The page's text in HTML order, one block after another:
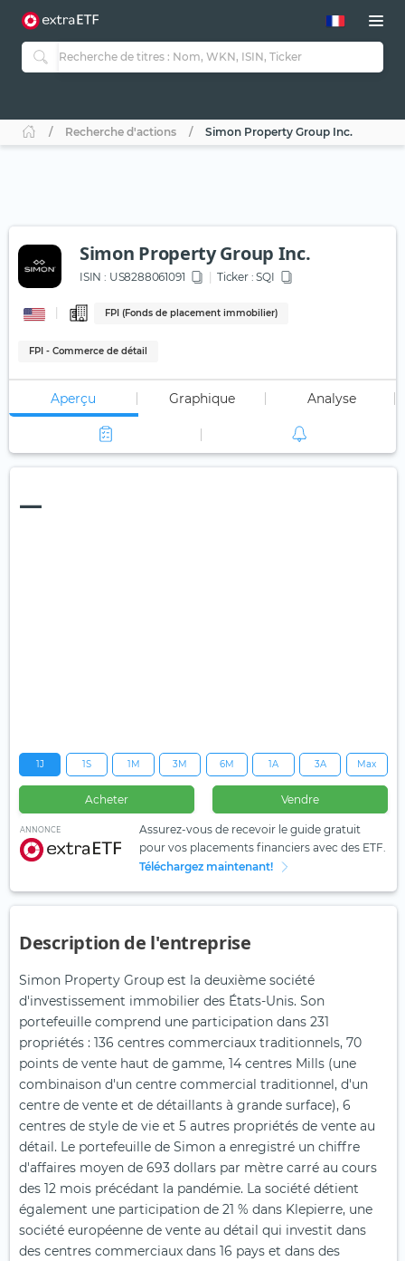
Recherche d'actions Simon Property Group Inc.
Simon Property Group Inc.
ISIN : US8288061091 Ticker : SQI
FPI (Fonds de placement immobilier)
FPI - Commerce de détail
Aperçu Graphique Analyse
—
1J 1S 1M 3M 6M 1A 3A Max
Acheter Vendre
ANNONCE
Assurez-vous de recevoir le guide gratuit
pour vos placements financiers avec des ETF.
Téléchargez maintenant!
Description de l'entreprise
Simon Property Group est la deuxième société
d'investissement immobilier des États-Unis. Son
portefeuille comprend une participation dans 231
propriétés : 136 centres commerciaux traditionnels, 70
points de vente haut de gamme, 14 centres Mills (une
combinaison d'un centre commercial traditionnel, d'un
centre de vente et de détaillants à grande surface), 6
centres de style de vie et 5 autres propriétés de vente au
détail. Le portefeuille de Simon a enregistré un chiffre
d'affaires moyen de 693 dollars par mètre carré au cours
des 12 mois précédant la pandémie. La société détient
également une participation de 21 % dans Klepierre, une
société européenne de vente au détail qui investit dans
des centres commerciaux dans 16 pays et dans des